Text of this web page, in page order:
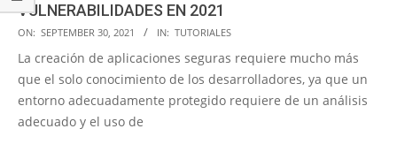
VULNERABILIDADES EN 2021
2021-
09-
30
ON: SEPTEMBER 30, 2021 IN: TUTORIALES
La creación de aplicaciones seguras requiere mucho más
que el solo conocimiento de los desarrolladores, ya que un
entorno adecuadamente protegido requiere de un análisis
adecuado y el uso de